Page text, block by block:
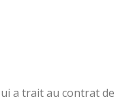
a trait au contrat de